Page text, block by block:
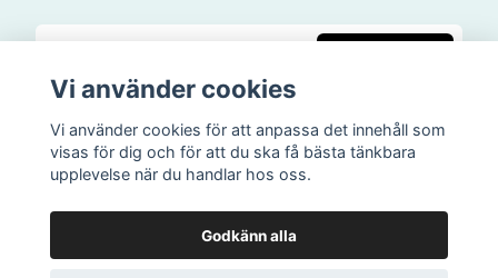
Vi använder cookies
Vi använder cookies för att anpassa det innehåll som
visas för dig och för att du ska få bästa tänkbara
upplevelse när du handlar hos oss.
Godkänn alla